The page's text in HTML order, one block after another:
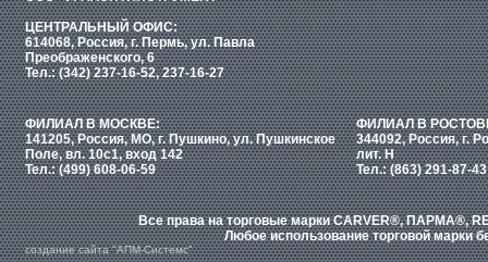
ЦЕНТРАЛЬНЫЙ ОФИС:
614068, Россия, г. Пермь, ул. Павла
Преображенского, 6
Тел.: (342) 237-16-52, 237-16-27
ФИЛИАЛ В МОСКВЕ:
141205, Россия, МО, г. Пушкино, ул. Пушкинское
Поле, вл. 10с1, вход 142
Тел.: (499) 608-06-59
ФИЛИАЛ В
344092, Россия, г.
лит. Н
Тел.: (863) 291-87-43
Все права на торговые марки CARVER®, ПАРМА®,
Любое использование торговой марки
создание сайта "АПМ-Системс"